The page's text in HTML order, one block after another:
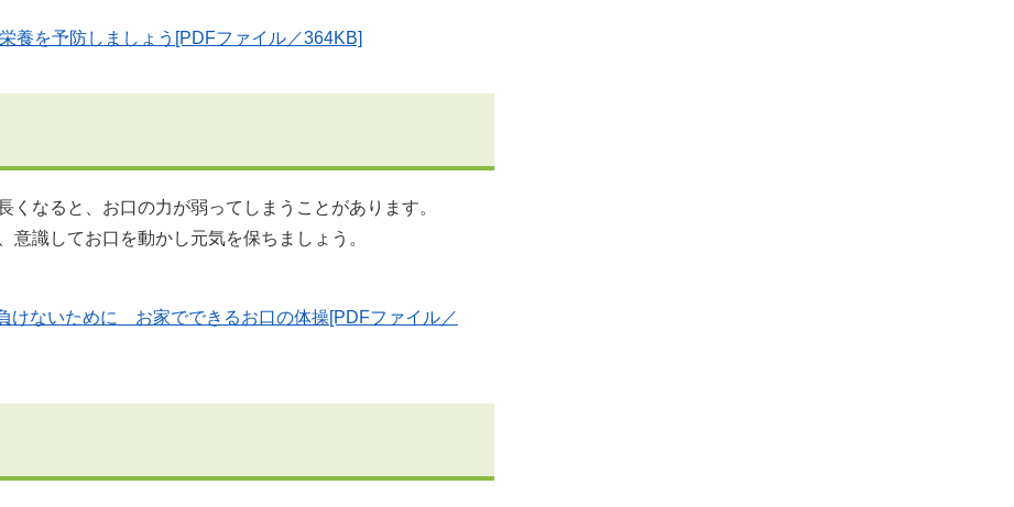
養を予防しましょう[PDFファイル／364KB]
なると、お口の力が弱ってしまうことがあります。
識してお口を動かし元気を保ちましょう。
けないために お家でできるお口の体操[PDFファイル／